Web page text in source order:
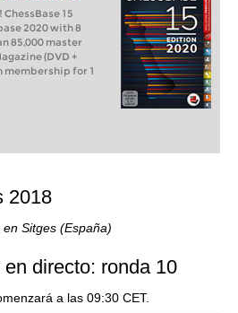
15
2020 with 8
85,000 master
(DVD +
membership for 1
2018
Sitges (España)
directo: ronda 10
a las 09:30 CET.